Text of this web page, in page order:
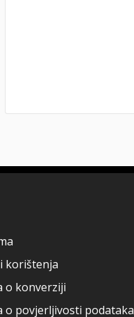
korištenja
o konverziji
o povjerljivosti podataka